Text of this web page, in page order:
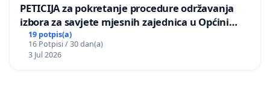
PETICIJA za pokretanje procedure održavanja
izbora za savjete mjesnih zajednica u Općini
Bugojno
19 potpis(a)
16 Potpisi / 30 dan(a)
3 Jul 2026